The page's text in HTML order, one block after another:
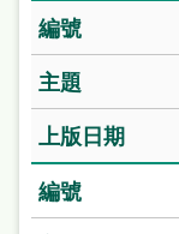
作
權
侵
權
處
理